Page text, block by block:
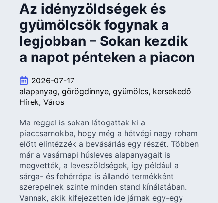
Az idényzöldségek és
gyümölcsök fogynak a
legjobban – Sokan kezdik
a napot pénteken a piacon
2026-07-17
alapanyag görögdinnye gyümölcs kersekedő
Hírek Város
Ma reggel is sokan látogattak ki a
piaccsarnokba, hogy még a hétvégi nagy roham
előtt elintézzék a bevásárlás egy részét. Többen
már a vasárnapi húsleves alapanyagait is
megvették, a leveszöldségek, így például a
sárga- és fehérrépa is állandó termékként
szerepelnek szinte minden stand kínálatában.
Vannak, akik kifejezetten ide járnak egy-egy